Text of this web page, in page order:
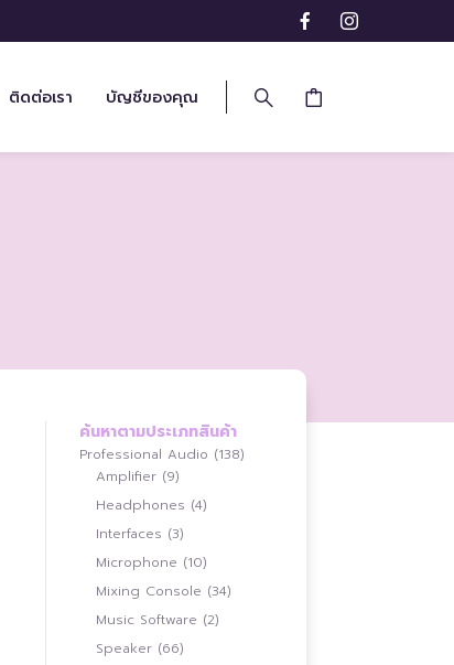
ติดต่อเรา บัญชีของคุณ
ค้นหาตามประเภทสินค้า
Professional Audio 138138
Amplifier 99
สินค้า
Headphones 44
Interfaces 33
สินค้า
Microphone 1010
สินค้า
Mixing Console 3434
Music Software 22
Speaker 6666